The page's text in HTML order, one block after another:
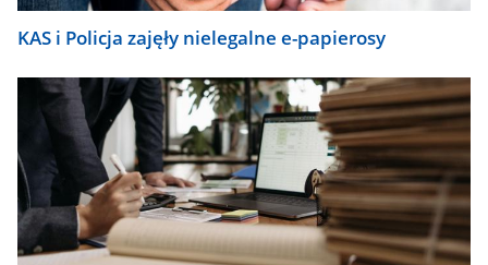
KAS i Policja zajęły nielegalne e-papierosy